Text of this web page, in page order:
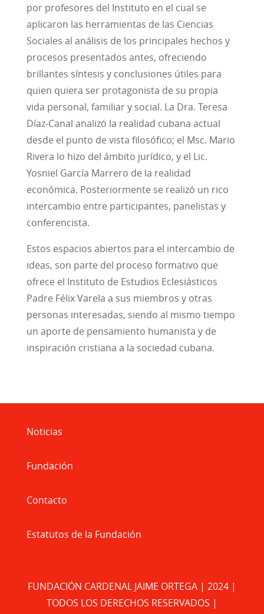
por profesores del Instituto en el cual se
aplicaron las herramientas de las Ciencias
Sociales al análisis de los principales hechos y
procesos presentados antes, ofreciendo
brillantes síntesis y conclusiones útiles para
quien quiera ser protagonista de su propia
vida personal, familiar y social. La Dra. Teresa
Díaz-Canal analizó la realidad cubana actual
desde el punto de vista filosófico; el Msc. Mario
Rivera lo hizo del ámbito jurídico, y el Lic.
Yosniel García Marrero de la realidad
económica. Posteriormente se realizó un rico
intercambio entre participantes, panelistas y
conferencista.
Estos espacios abiertos para el intercambio de
ideas, son parte del proceso formativo que
ofrece el Instituto de Estudios Eclesiásticos
Padre Félix Varela a sus miembros y otras
personas interesadas, siendo al mismo tiempo
un aporte de pensamiento humanista y de
inspiración cristiana a la sociedad cubana.
Noticias
Fundación
Contacto
Estatutos de la Fundación
FUNDACIÓN CARDENAL JAIME ORTEGA | 2024 |
TODOS LOS DERECHOS RESERVADOS |